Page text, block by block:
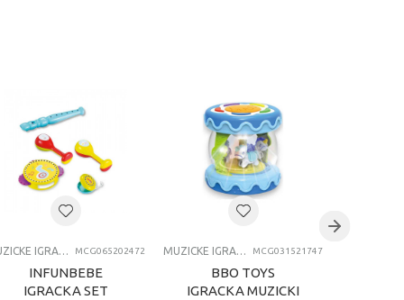
MUZICKE IGRACKE MCG065202472
INFUNBEBE
IGRACKA SET
MUZICKE IGRACKE MCG031521747
BBO TOYS
IGRACKA MUZICKI